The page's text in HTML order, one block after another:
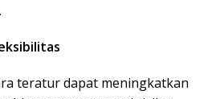
teratur dapat meningkatkan